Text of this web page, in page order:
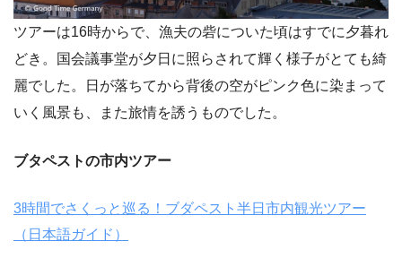
ツアーは16時からで、漁夫の砦についた頃はすでに夕暮れ
どき。国会議事堂が夕日に照らされて輝く様子がとても綺
麗でした。日が落ちてから背後の空がピンク色に染まって
いく風景も、また旅情を誘うものでした。
ブタペストの市内ツアー
3時間でさくっと巡る！ブダペスト半日市内観光ツアー
（日本語ガイド）